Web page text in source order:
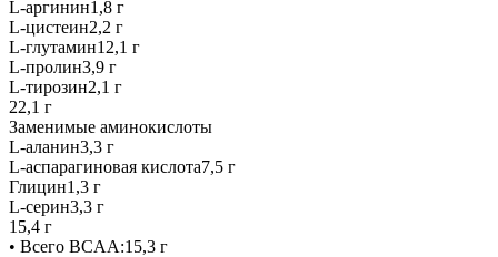
L-аргинин1,8 г
L-цистеин2,2 г
L-глутамин12,1 г
L-пролин3,9 г
L-тирозин2,1 г
22,1 г
Заменимые аминокислоты
L-аланин3,3 г
L-аспарагиновая кислота7,5 г
Глицин1,3 г
L-серин3,3 г
15,4 г
• Всего BCAA:15,3 г